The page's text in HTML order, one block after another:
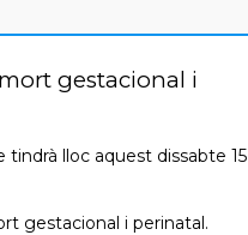
gestacional i
lloc aquest dissabte 15
gestacional i perinatal.